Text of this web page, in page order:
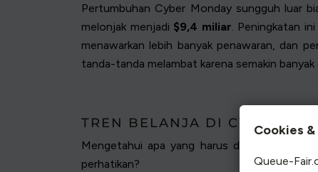
Pertumbuhan Cyber Monday sungguh luar
melonjak menjadi $9,4 miliar. Peningkatan
menawarkan lebih banyak penawaran, dan
tanda-tanda melambat karena semakin
TREN BELANJA DI CYBER
Mengetahui apa yang harus dibeli dan
perhatikan?
Cookies
Queue-